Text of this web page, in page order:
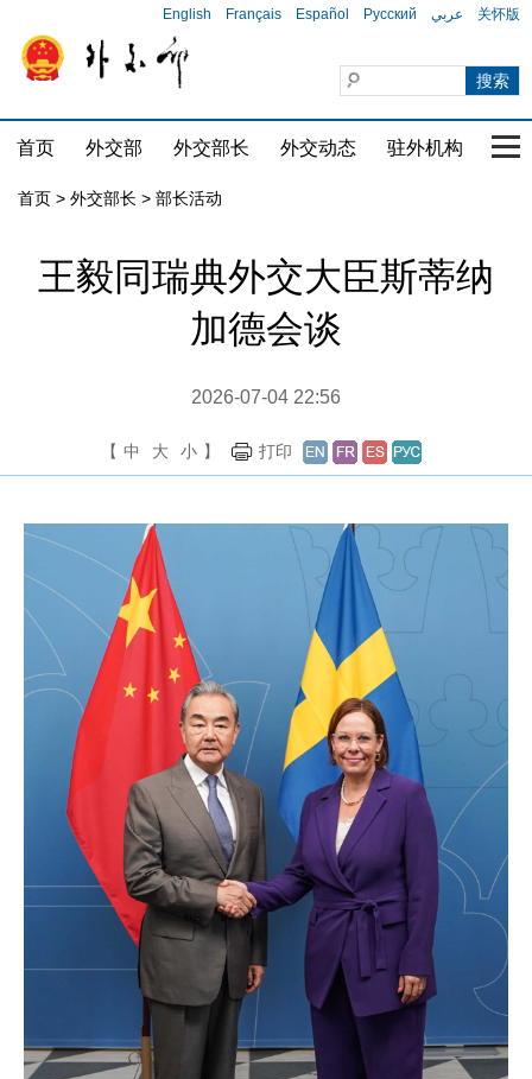
English Français Español Русский عربي 关怀版
首页 外交部 外交部长 外交动态 驻外机构 国
首页 > 外交部长 > 部长活动
王毅同瑞典外交大臣斯蒂纳
加德会谈
2026-07-04 22:56
【 中 大 小 】 打印